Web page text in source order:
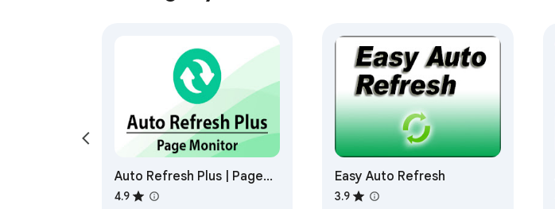
Auto Refresh Plus | Page
Monitor
4.9
Easy Auto Refresh
3.9